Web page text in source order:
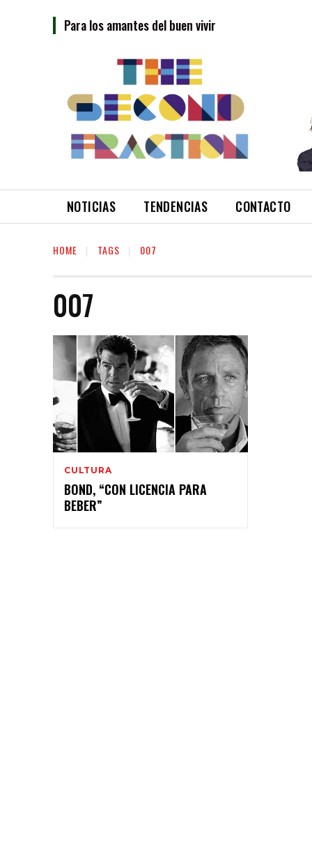
Para los amantes del buen vivir
NOTICIAS TENDENCIAS CONTACTO
HOME TAGS 007
007
CULTURA
BOND, “CON LICENCIA PARA
BEBER”